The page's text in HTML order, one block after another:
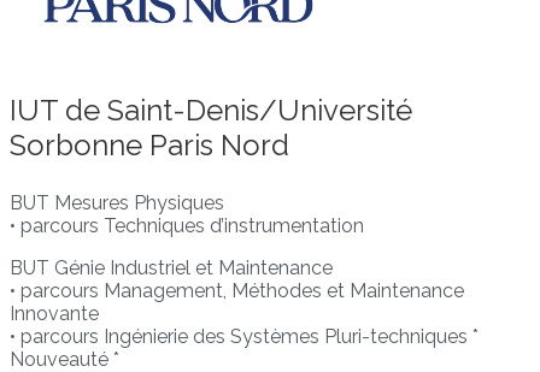
IUT de Saint-Denis/Université
Sorbonne Paris Nord
BUT Mesures Physiques
• parcours Techniques d’instrumentation
BUT Génie Industriel et Maintenance
• parcours Management, Méthodes et Maintenance
Innovante
• parcours Ingénierie des Systèmes Pluri-techniques *
Nouveauté *